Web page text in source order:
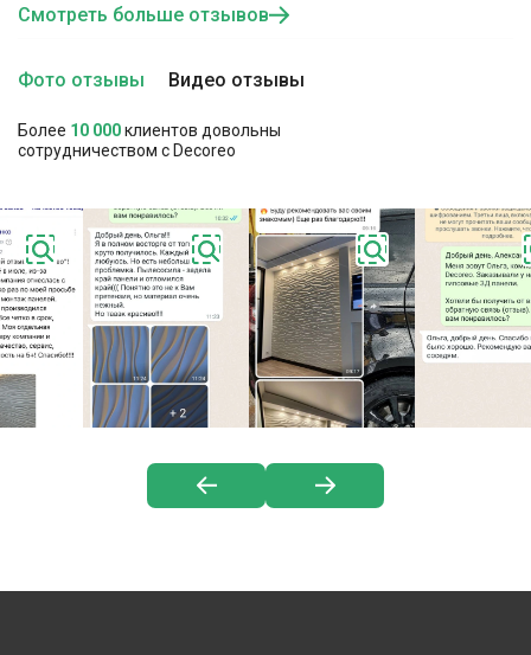
Фото отзывы Видео отзывы
Смотреть больше отзывов
Более 10 000клиентов довольны
сотрудничеством с Decoreo